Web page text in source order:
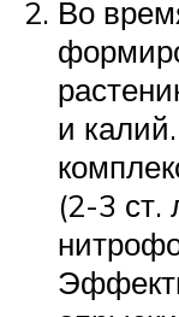
Во
и
(2-3 ст.